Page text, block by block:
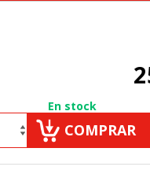
En stock
COMPRAR